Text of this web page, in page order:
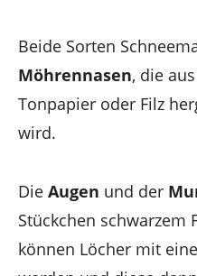
Beide Sorten
Möhrennasen, die
Tonpapier oder Filz
wird.
Die Augen und der
Stückchen schwarzem
können Löcher mit